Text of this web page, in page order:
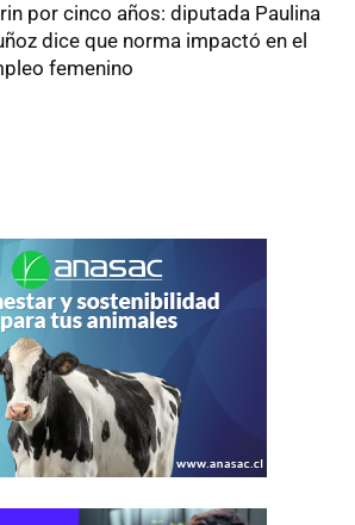
por cinco años: diputada Paulina
dice que norma impactó en el
femenino